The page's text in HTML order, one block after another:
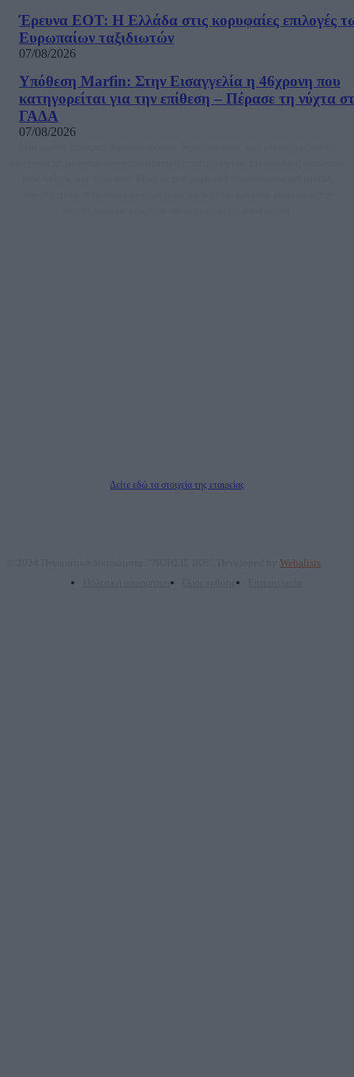
Έρευνα ΕΟΤ: Η Ελλάδα στις κορυφαίες επιλογές
Ευρωπαίων ταξιδιωτών
07/08/2026
Υπόθεση Marfin: Στην Εισαγγελία η 46χρονη που
κατηγορείται για την επίθεση – Πέρασε τη νύχτα
ΓΑΔΑ
07/08/2026
Δείτε εδώ τα στοιχεία της εταιρείας
Webalists